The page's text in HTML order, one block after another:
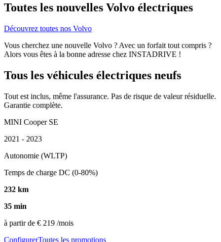
Toutes les nouvelles Volvo électriques
Découvrez toutes nos Volvo
Vous cherchez une nouvelle Volvo ? Avec un forfait tout compris ?
Alors vous êtes à la bonne adresse chez INSTADRIVE !
Tous les véhicules électriques neufs
Tout est inclus, même l'assurance. Pas de risque de valeur résiduelle.
Garantie complète.
MINI Cooper SE
2021 - 2023
Autonomie (WLTP)
Temps de charge DC (0-80%)
232 km
35 min
à partir de € 219 /mois
ConfigurerToutes les promotions